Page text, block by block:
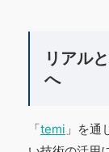
リアル
へ
「temi 」を通